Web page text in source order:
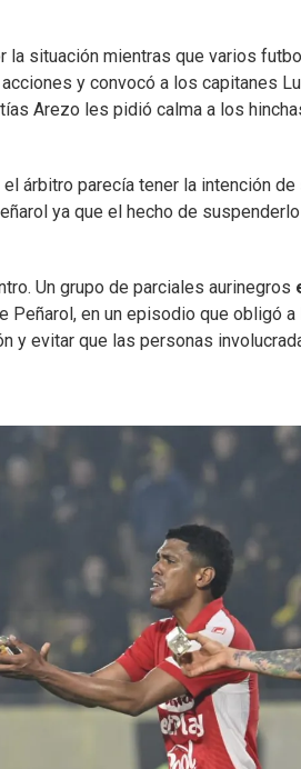
la situación mientras que varios
y convocó a los capitanes
Arezo les pidió calma a los
árbitro parecía tener la intención de
ya que el hecho de
Un grupo de parciales aurinegros
en un episodio que obligó
y evitar que las personas